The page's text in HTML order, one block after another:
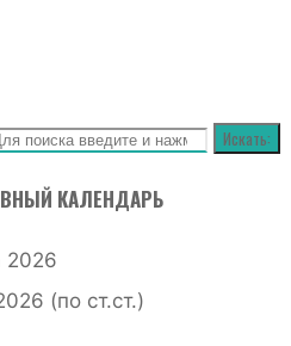
Искать:
КАЛЕНДАРЬ
2026
(по ст.ст.)